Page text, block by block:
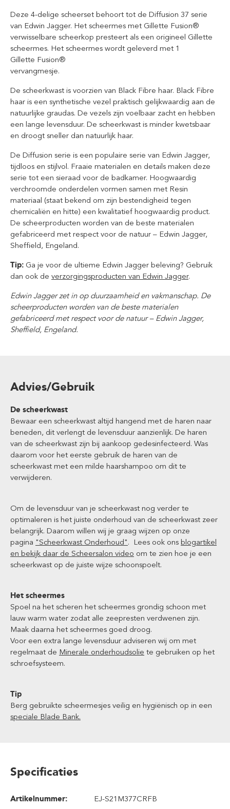
Deze 4-delige scheerset behoort tot de Diffusion 37 serie
van Edwin Jagger. Het scheermes met Gillette Fusion®
verwisselbare scheerkop presteert als een origineel Gillette
scheermes. Het scheermes wordt geleverd met 1
Gillette Fusion®
vervangmesje.
De scheerkwast is voorzien van Black Fibre haar. Black Fibre
haar is een synthetische vezel praktisch gelijkwaardig aan de
natuurlijke graudas. De vezels zijn voelbaar zacht en hebben
een lange levensduur. De scheerkwast is minder kwetsbaar
en droogt sneller dan natuurlijk haar.
De Diffusion serie is een populaire serie van Edwin Jagger,
tijdloos en stijlvol. Fraaie materialen en details maken deze
serie tot een sieraad voor de badkamer. Hoogwaardig
verchroomde onderdelen vormen samen met Resin
materiaal (staat bekend om zijn bestendigheid tegen
chemicaliën en hitte) een kwalitatief hoogwaardig product.
De scheerproducten worden van de beste materialen
gefabriceerd met respect voor de natuur – Edwin Jagger,
Sheffield, Engeland.
Tip: Ga je voor de ultieme Edwin Jagger beleving? Gebruik
dan ook de verzorgingsproducten van Edwin Jagger.
Edwin Jagger zet in op duurzaamheid en vakmanschap. De
scheerproducten worden van de beste materialen
gefabriceerd met respect voor de natuur – Edwin Jagger,
Sheffield, Engeland.
Advies/Gebruik
De scheerkwast
Bewaar een scheerkwast altijd hangend met de haren naar
beneden, dit verlengt de levensduur aanzienlijk. De haren
van de scheerkwast zijn bij aankoop gedesinfecteerd. Was
daarom voor het eerste gebruik de haren van de
scheerkwast met een milde haarshampoo om dit te
verwijderen.
Om de levensduur van je scheerkwast nog verder te
optimaleren is het juiste onderhoud van de scheerkwast zeer
belangrijk. Daarom willen wij je graag wijzen op onze
pagina "Scheerkwast Onderhoud". Lees ook ons blogartikel
en bekijk daar de Scheersalon video om te zien hoe je een
scheerkwast op de juiste wijze schoonspoelt.
Het scheermes
Spoel na het scheren het scheermes grondig schoon met
lauw warm water zodat alle zeepresten verdwenen zijn.
Maak daarna het scheermes goed droog.
Voor een extra lange levensduur adviseren wij om met
regelmaat de Minerale onderhoudsolie te gebruiken op het
schroefsysteem.
Tip
Berg gebruikte scheermesjes veilig en hygiënisch op in een
speciale Blade Bank.
Specificaties
Artikelnummer: EJ-S21M377CRFB